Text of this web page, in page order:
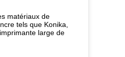
matériaux de
tels que Konika,
large de